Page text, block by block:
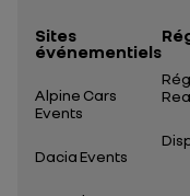
Sites
événementiels
Alpine Cars
Events
Dacia Events